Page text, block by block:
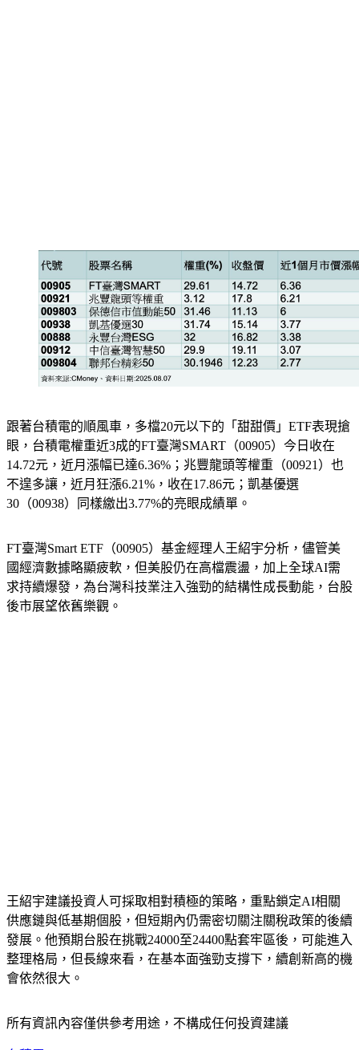
跟著台積電的順風車，多檔20元以下的「甜甜價」ETF表現搶
眼，台積電權重近3成的FT臺灣SMART（00905）今日收在
14.72元，近月漲幅已達6.36%；兆豐龍頭等權重（00921）也
不遑多讓，近月狂漲6.21%，收在17.86元；凱基優選
30（00938）同樣繳出3.77%的亮眼成績單。
FT臺灣Smart ETF（00905）基金經理人王紹宇分析，儘管美
國經濟數據略顯疲軟，但美股仍在高檔震盪，加上全球AI需
求持續爆發，為台灣科技業注入強勁的結構性成長動能，台股
後市展望依舊樂觀。
王紹宇建議投資人可採取相對積極的策略，重點鎖定AI相關
供應鏈與低基期個股，但短期內仍需密切關注關稅政策的後續
發展。他預期台股在挑戰24000至24400點套牢區後，可能進入
整理格局，但長線來看，在基本面強勁支撐下，續創新高的機
會依然很大。
所有資訊內容僅供參考用途，不構成任何投資建議